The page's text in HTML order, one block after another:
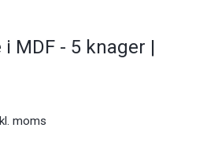
MDF - 5 knager |
moms